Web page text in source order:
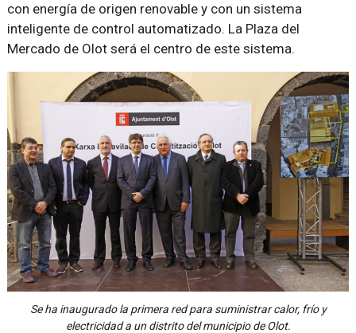
con energía de origen renovable y con un sistema
inteligente de control automatizado. La Plaza del
Mercado de Olot será el centro de este sistema.
Se ha inaugurado la primera red para suministrar calor, frío y
electricidad a un distrito del municipio de Olot.